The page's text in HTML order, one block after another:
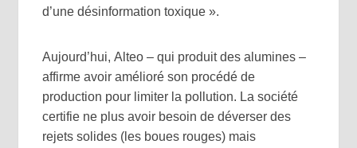
d’une désinformation toxique ».
Aujourd’hui, Alteo – qui produit des alumines –
affirme avoir amélioré son procédé de
production pour limiter la pollution. La société
certifie ne plus avoir besoin de déverser des
rejets solides (les boues rouges) mais